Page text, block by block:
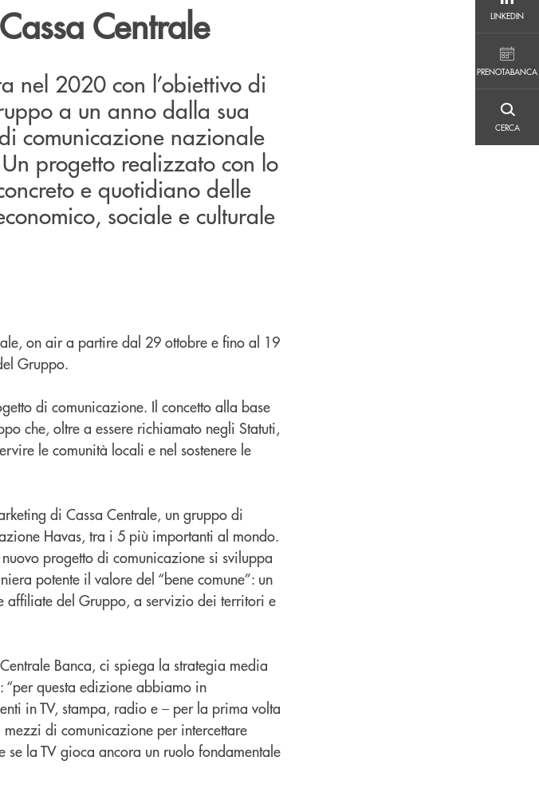
LINKEDIN
PRENOTABANCA
CERCA
Centrale
nel 2020 con l’obiettivo di
a un anno dalla sua
comunicazione nazionale
progetto realizzato con lo
e quotidiano delle
sociale e culturale
on air a partire dal 29 ottobre e fino al 19
Gruppo.
di comunicazione. Il concetto alla base
che, oltre a essere richiamato negli Statuti,
le comunità locali e nel sostenere le
di Cassa Centrale, un gruppo di
Havas, tra i 5 più importanti al mondo.
progetto di comunicazione si sviluppa
potente il valore del “bene comune”: un
affiliate del Gruppo, a servizio dei territori e
Banca, ci spiega la strategia media
questa edizione abbiamo in
in TV, stampa, radio e – per la prima volta
di comunicazione per intercettare
se la TV gioca ancora un ruolo fondamentale